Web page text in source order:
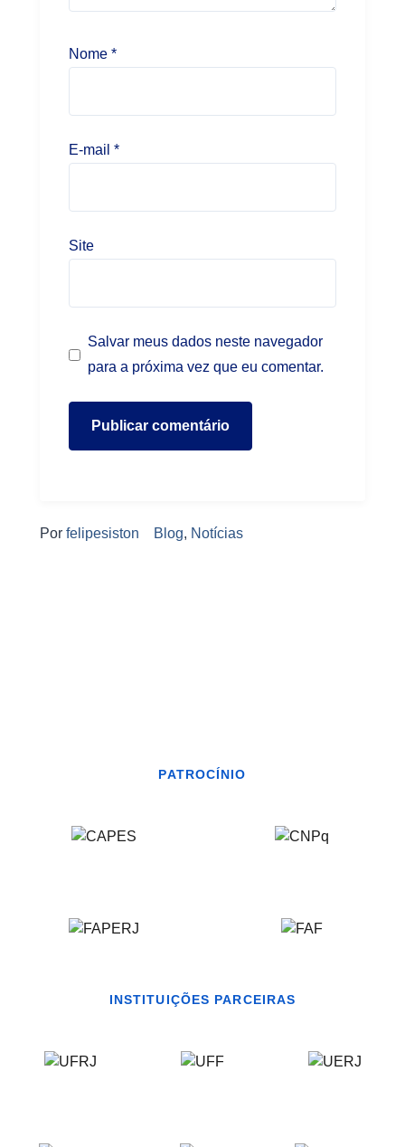
Nome *
E-mail *
Site
Salvar meus dados neste navegador
para a próxima vez que eu comentar.
Por felipesiston Blog, Notícias
PATROCÍNIO
INSTITUIÇÕES PARCEIRAS